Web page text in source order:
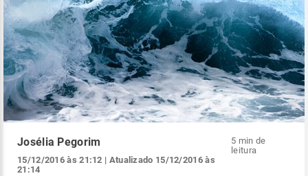
Josélia Pegorim
15/12/2016 às 21:12 | Atualizado 15/12/2016 às
21:14
5 min de
leitura